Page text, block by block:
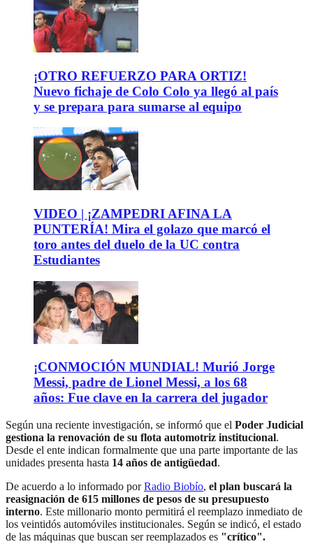
¡OTRO REFUERZO PARA ORTIZ!
Nuevo fichaje de Colo Colo ya llegó al país
y se prepara para sumarse al equipo
VIDEO | ¡ZAMPEDRI AFINA LA
PUNTERÍA! Mira el golazo que marcó el
toro antes del duelo de la UC contra
Estudiantes
¡CONMOCIÓN MUNDIAL! Murió Jorge
Messi, padre de Lionel Messi, a los 68
años: Fue clave en la carrera del jugador
Según una reciente investigación, se informó que el Poder Judicial
gestiona la renovación de su flota automotriz institucional.
Desde el ente indican formalmente que una parte importante de las
unidades presenta hasta 14 años de antigüedad.
De acuerdo a lo informado porRadio Biobío, el plan buscará la
reasignación de 615 millones de pesos de su presupuesto
interno. Este millonario monto permitirá el reemplazo inmediato de
los veintidós automóviles institucionales. Según se indicó, el estado
de las máquinas que buscan ser reemplazados es "crítico".